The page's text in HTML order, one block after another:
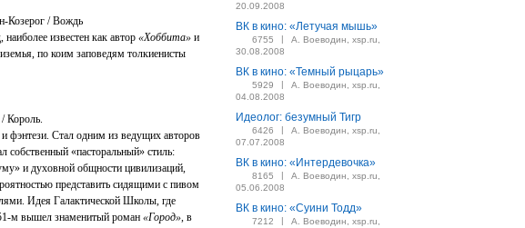
Козерог / Вождь
известен как автор «Хоббита» и
по коим заповедям толкиенисты
Король.
фэнтези. Стал одним из ведущих авторов
«пасторальный» стиль:
и духовной общности цивилизаций,
представить сидящими с пивом
Идея Галактической Школы, где
м вышел знаменитый роман «Город», в
20.09.2008
ВК в кино: «Летучая мышь»
6755 |
А. Воеводин, xsp.ru,
30.08.2008
ВК в кино: «Темный рыцарь»
5929 |
А. Воеводин, xsp.ru,
04.08.2008
Идеолог: безумный Тигр
6426 |
А. Воеводин, xsp.ru,
07.07.2008
ВК в кино: «Интердевочка»
8165 |
А. Воеводин, xsp.ru,
05.06.2008
ВК в кино: «Суини Тодд»
7212 |
А. Воеводин, xsp.ru,